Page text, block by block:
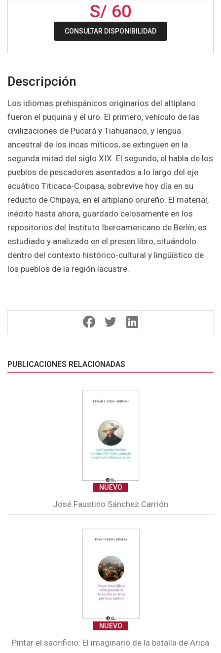
S/ 60
CONSULTAR DISPONIBILIDAD
Descripción
Los idiomas prehispánicos originarios del altiplano
fueron el puquina y el uro. El primero, vehículo de las
civilizaciones de Pucará y Tiahuanaco, y lengua
ancestral de los incas míticos, se extinguen en la
segunda mitad del siglo XIX. El segundo, el habla de los
pueblos de pescadores asentados a lo largo del eje
acuático Titicaca-Coipasa, sobrevive hoy día en su
reducto de Chipaya, en el altiplano orureño. El material,
inédito hasta ahora, guardado celosamente en los
repositorios del Instituto Iberoamericano de Berlín, es
estudiado y analizado en el presen libro, situándolo
dentro del contexto histórico-cultural y lingüístico de
los pueblos de la región lacustre.
PUBLICACIONES RELACIONADAS
NUEVO
José Faustino Sánchez Carrión
NUEVO
Pintar el sacrificio: El imaginario de la batalla de Arica